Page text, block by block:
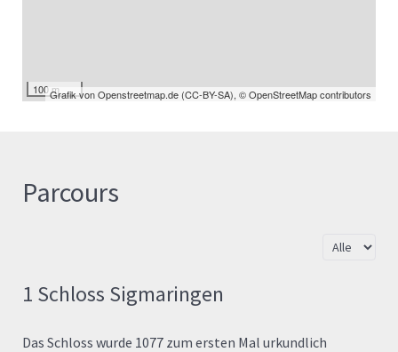
100 mGrafik vonOpenstreetmap.de (CC-BY-SA), © OpenStreetMap contributors
Parcours
Anzeige #
1 Schloss Sigmaringen
Das Schloss wurde 1077 zum ersten Mal urkundlich